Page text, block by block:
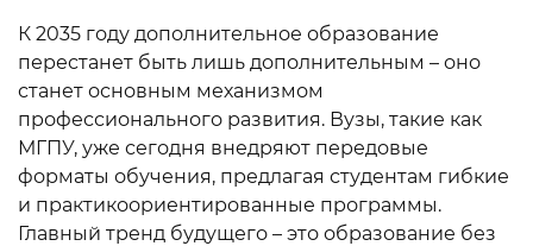
К 2035 году дополнительное образование
перестанет быть лишь дополнительным – оно
станет основным механизмом
профессионального развития. Вузы, такие как
МГПУ, уже сегодня внедряют передовые
форматы обучения, предлагая студентам гибкие
и практикоориентированные программы.
Главный тренд будущего – это образование без